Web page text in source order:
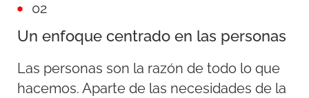
02
Un enfoque centrado en las personas
Las personas son la razón de todo lo que
hacemos. Aparte de las necesidades de la